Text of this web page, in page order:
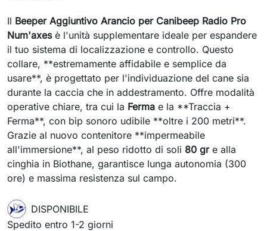
Il Beeper Aggiuntivo Arancio per Canibeep Radio Pro
Num'axesè l'unità supplementare ideale per espandere
il tuo sistema di localizzazione e controllo. Questo
collare, **estremamente affidabile e semplice da
usare**, è progettato per l'individuazione del cane sia
durante la caccia che in addestramento. Offre modalità
operative chiare, tra cui la Ferma e la **Traccia +
Ferma**, con bip sonoro udibile **oltre i 200 metri**.
Grazie al nuovo contenitore **impermeabile
all'immersione**, al peso ridotto di soli 80 gre alla
cinghia in Biothane, garantisce lunga autonomia (300
ore) e massima resistenza sul campo.
DISPONIBILE
Spedito entro 1-2 giorni